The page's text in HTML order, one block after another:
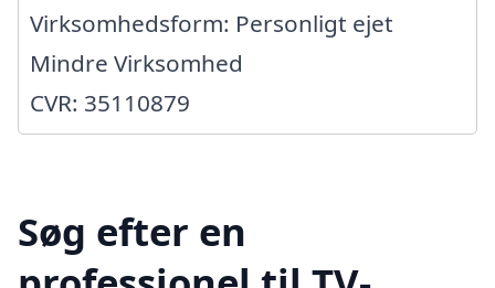
Virksomhedsform: Personligt ejet
Mindre Virksomhed
CVR: 35110879
Søg efter en